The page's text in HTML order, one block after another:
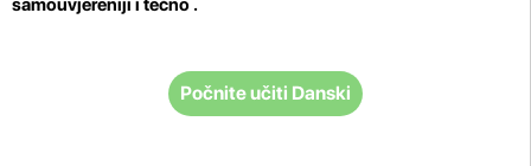
Počnite učiti Danski